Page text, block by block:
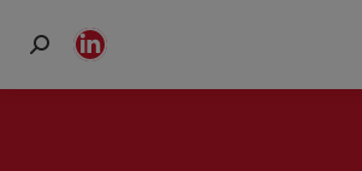
Buscar:
Linkedin
page